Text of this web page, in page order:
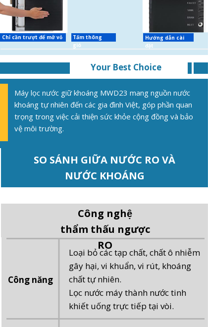
Chỉ cần trượt để mở vỏ
Tấm thông
gió
Hướng dẫn cài
đặt
Your Best Choice
Máy lọc nước giữ khoáng MWD23 mang nguồn nước
khoáng tự nhiên đến các gia đình Việt, góp phần quan
trọng trong việc cải thiện sức khỏe cộng đồng và bảo
vệ môi trường.
SO SÁNH GIỮA NƯỚC RO VÀ
NƯỚC KHOÁNG
Công năng
Loại bỏ các tạp chất, chất ô nhiễm
gây hại, vi khuẩn, vi rút, khoáng
chất tự nhiên.
Lọc nước máy thành nước tinh
khiết uống trực tiếp tại vòi.
Công nghệ
thẩm thấu ngược
RO